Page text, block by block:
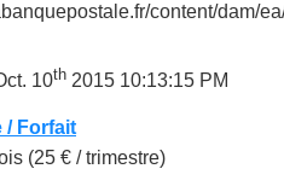
content/dam/
10th 2015 10:13:15 PM
/ Forfait
(25 € / trimestre)